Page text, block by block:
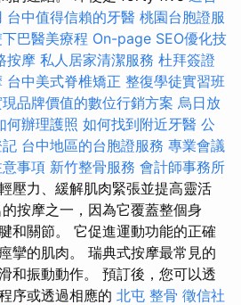
台中值得信賴的牙醫 桃園台胞證服
巴醫美療程 On-page SEO優化技
按摩 私人居家清潔服務 杜拜簽證
台中美式脊椎矯正 整復學徒實習班
品牌價值的數位行銷方案 烏日放
何辦理護照 如何找到附近牙醫 公
台中地區的台胞證服務 專業會議
事項 新竹整骨服務 會計師事務所
壓力、緩解肌肉緊張並提高靈活
按摩之一，因為它覆蓋整個身
和關節。 它促進運動功能的正確
攣的肌肉。 瑞典式按摩最常見的
和振動動作。 預訂後，您可以透
序或透過相應的 北屯 整骨 徵信社